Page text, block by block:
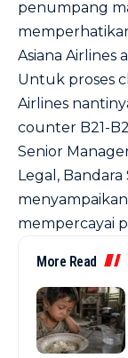
penumpang
Asiana Airlines
Untuk proses
Airlines
counter B21-
Senior
Legal,
mempercayai
More Read